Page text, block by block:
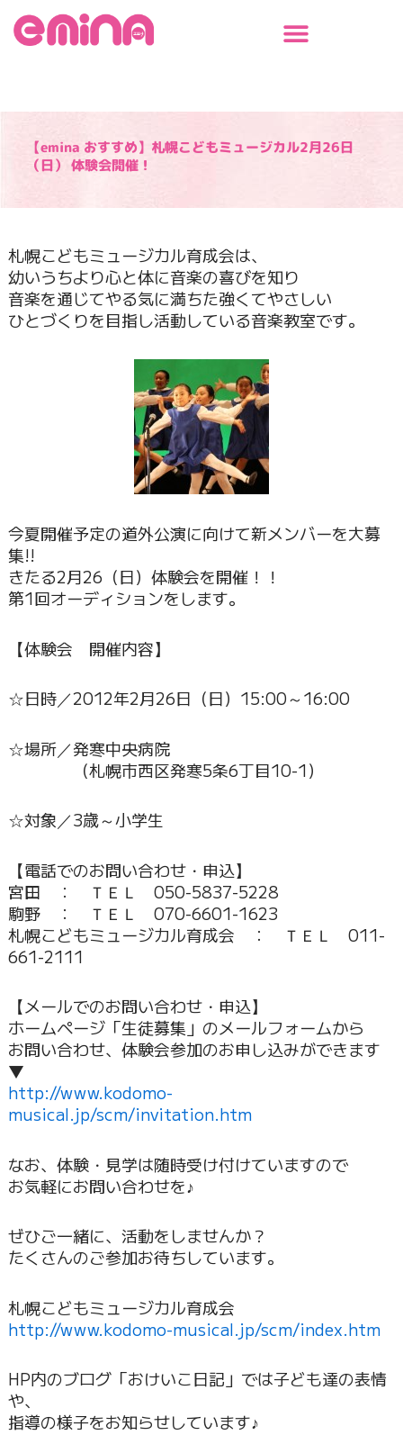
【emina おすすめ】札幌こどもミュージカル2月26日
（日） 体験会開催！
札幌こどもミュージカル育成会は、
幼いうちより心と体に音楽の喜びを知り
音楽を通じてやる気に満ちた強くてやさしい
ひとづくりを目指し活動している音楽教室です。
今夏開催予定の道外公演に向けて新メンバーを大募
集!!
きたる2月26（日）体験会を開催！！
第1回オーディションをします。
【体験会 開催内容】
☆日時／2012年2月26日（日）15:00～16:00
☆場所／発寒中央病院
（札幌市西区発寒5条6丁目10-1）
☆対象／3歳～小学生
【電話でのお問い合わせ・申込】
宮田 ： ＴＥＬ 050-5837-5228
駒野 ： ＴＥＬ 070-6601-1623
札幌こどもミュージカル育成会 ： ＴＥＬ 011-
661-2111
【メールでのお問い合わせ・申込】
ホームページ「生徒募集」のメールフォームから
お問い合わせ、体験会参加のお申し込みができます
▼
http://www.kodomo-
musical.jp/scm/invitation.htm
なお、体験・見学は随時受け付けていますので
お気軽にお問い合わせを♪
ぜひご一緒に、活動をしませんか？
たくさんのご参加お待ちしています。
札幌こどもミュージカル育成会
http://www.kodomo-musical.jp/scm/index.htm
HP内のブログ「おけいこ日記」では子ども達の表情
や、
指導の様子をお知らせしています♪